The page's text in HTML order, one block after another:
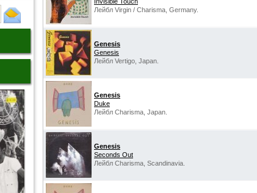
Лейбл Virgin / Charisma, Germany.
Genesis
Genesis
Лейбл Vertigo, Japan.
Genesis
Duke
Лейбл Charisma, Japan.
Genesis
Seconds Out
Лейбл Charisma, Scandinavia.